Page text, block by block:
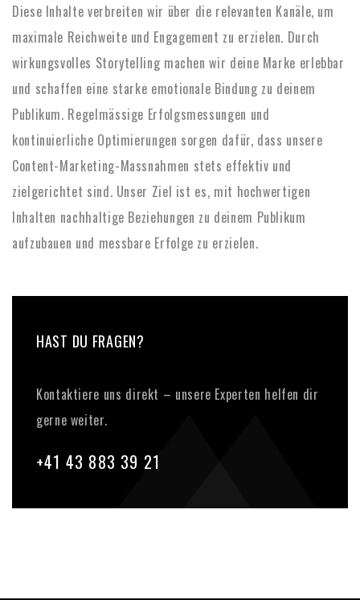
Diese Inhalte verbreiten wir über die relevanten Kanäle, um
maximale Reichweite und Engagement zu erzielen. Durch
wirkungsvolles Storytelling machen wir deine Marke erlebbar
und schaffen eine starke emotionale Bindung zu deinem
Publikum. Regelmässige Erfolgsmessungen und
kontinuierliche Optimierungen sorgen dafür, dass unsere
Content-Marketing-Massnahmen stets effektiv und
zielgerichtet sind. Unser Ziel ist es, mit hochwertigen
Inhalten nachhaltige Beziehungen zu deinem Publikum
aufzubauen und messbare Erfolge zu erzielen.
HAST DU FRAGEN?
Kontaktiere uns direkt – unsere Experten helfen dir
gerne weiter.
+41 43 883 39 21‬